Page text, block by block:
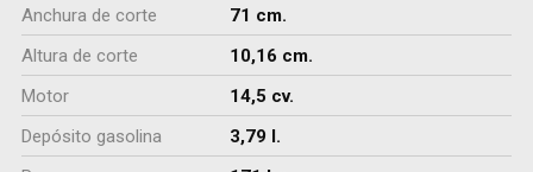
Anchura de corte
71 cm.
Altura de corte
10,16 cm.
Motor
14,5 cv.
Depósito gasolina
3,79 l.